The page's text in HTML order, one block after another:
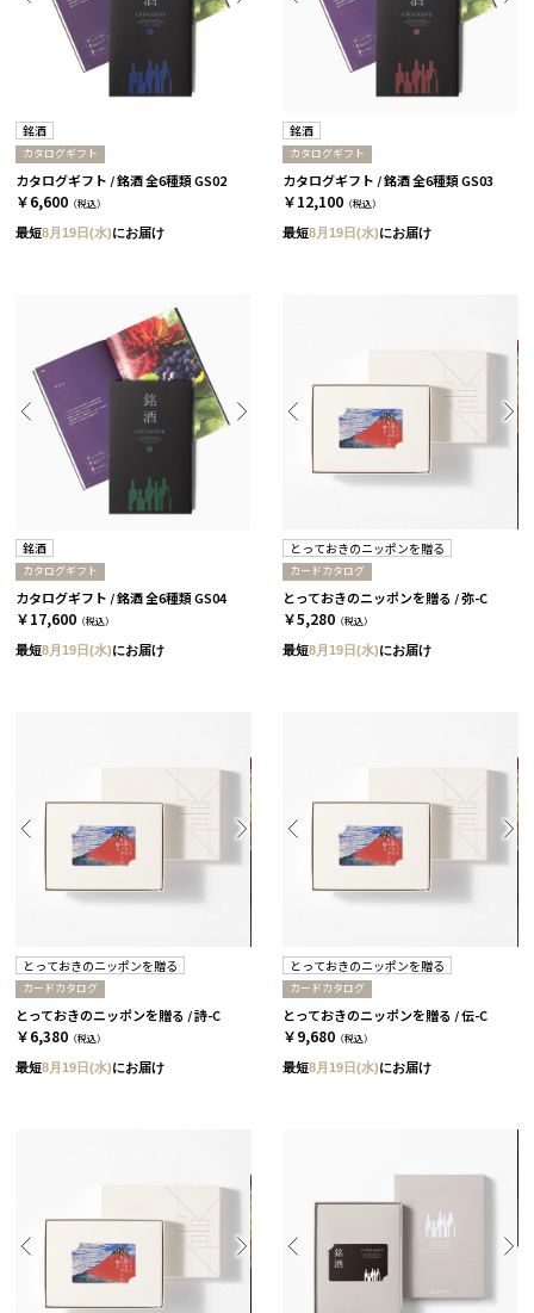
銘酒
カタログギフト
カタログギフト / 銘酒 全6種類 GS02
￥6,600 （税込）
最短8月19日(水)にお届け
銘酒
カタログギフト
カタログギフト / 銘酒 全6種類 GS03
￥12,100 （税込）
最短8月19日(水)にお届け
銘酒
カタログギフト
カタログギフト / 銘酒 全6種類 GS04
￥17,600 （税込）
最短8月19日(水)にお届け
とっておきのニッポンを贈る
カードカタログ
とっておきのニッポンを贈る / 弥-C
￥5,280 （税込）
最短8月19日(水)にお届け
とっておきのニッポンを贈る
カードカタログ
とっておきのニッポンを贈る / 詩-C
￥6,380 （税込）
最短8月19日(水)にお届け
とっておきのニッポンを贈る
カードカタログ
とっておきのニッポンを贈る / 伝-C
￥9,680 （税込）
最短8月19日(水)にお届け